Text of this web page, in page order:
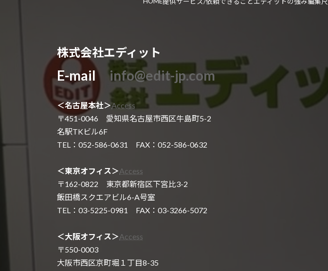
株式会社エディット
E-mailinfo@edit-jp.com
＜名古屋本社＞Access
〒451-0046 愛知県名古屋市西区牛島町5-2
名駅TKビル6F
TEL：052-586-0631 FAX：052-586-0632
＜東京オフィス＞Access
〒162-0822 東京都新宿区下宮比3-2
飯田橋スクエアビル6-A号室
TEL：03-5225-0981 FAX：03-3266-5072
＜大阪オフィス＞Access
〒550-0003
大阪市西区京町堀１丁目8-35